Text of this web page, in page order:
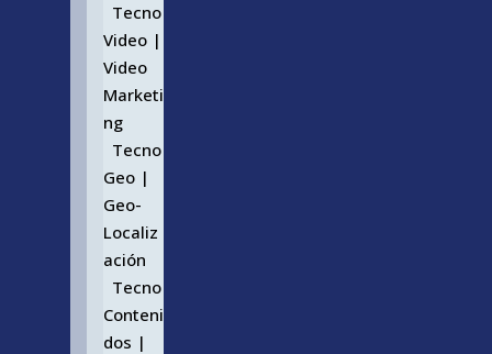
Tecno
Video |
Video
Marketi
ng
Tecno
Geo |
Geo-
Localiz
ación
Tecno
Conteni
dos |